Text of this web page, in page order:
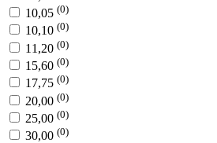
10,05 (0)
10,10 (0)
11,20 (0)
15,60 (0)
17,75 (0)
20,00 (0)
25,00 (0)
30,00 (0)